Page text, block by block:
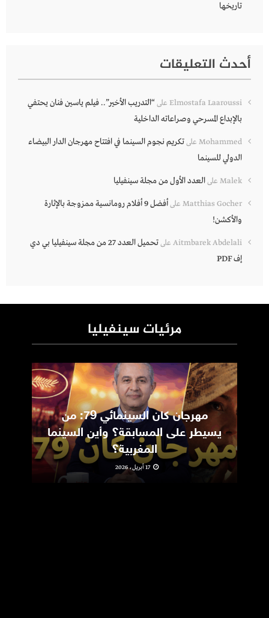
تاريخها
أحدث التعليقات
Elmostafa Laaroussi على“التدريب الأخير”.. فيلم ياسين فنان يحتفي
بالإبداع المسرحي وصراعاته الداخلية
Mohammed علىتكريم نجوم السينما في افتتاح مهرجان الدار البيضاء
الدولي للسينما
Malek علىالعدد الأول من مجلة سينفيليا
Matthias Gocher على
أفضل 9 أفلام رومانسية ممزوجة بالإثارة
والأكشن!
Aitmbarek Abdelali على
تحميل العدد 27 من مجلة سينفيليا بي دي
إف PDF
مرئيات سينفيليا
مهرجان كان السينمائي 79: من
يسيطر على المسابقة؟ وأين السينما
المغربية؟
17 أبريل، 2026